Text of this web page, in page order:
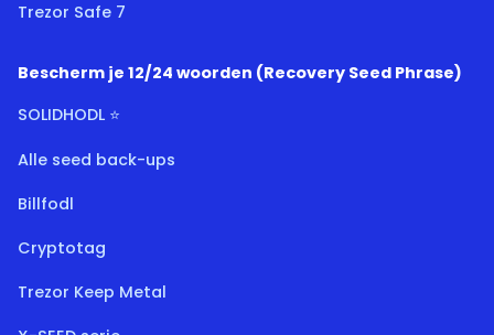
Trezor Safe 7
Bescherm je 12/24 woorden (Recovery Seed Phrase)
SOLIDHODL ⭐
Alle seed back-ups
Billfodl
Cryptotag
Trezor Keep Metal